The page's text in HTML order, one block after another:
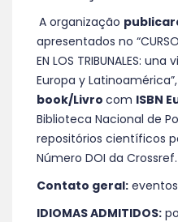
A organização
apresentados no “CURSO
EN LOS TRIBUNALES:
Europa y
book/Livro com ISBN
Biblioteca Nacional de
repositórios científicos
Número DOI da Crossref.
Contato geral:
IDIOMAS ADMITIDOS: